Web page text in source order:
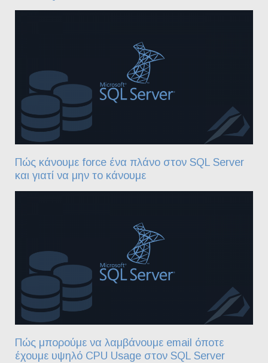
Πώς κάνουμε force ένα πλάνο στον SQL Server
και γιατί να μην το κάνουμε
Πώς μπορούμε να λαμβάνουμε email όποτε
έχουμε υψηλό CPU Usage στον SQL Server